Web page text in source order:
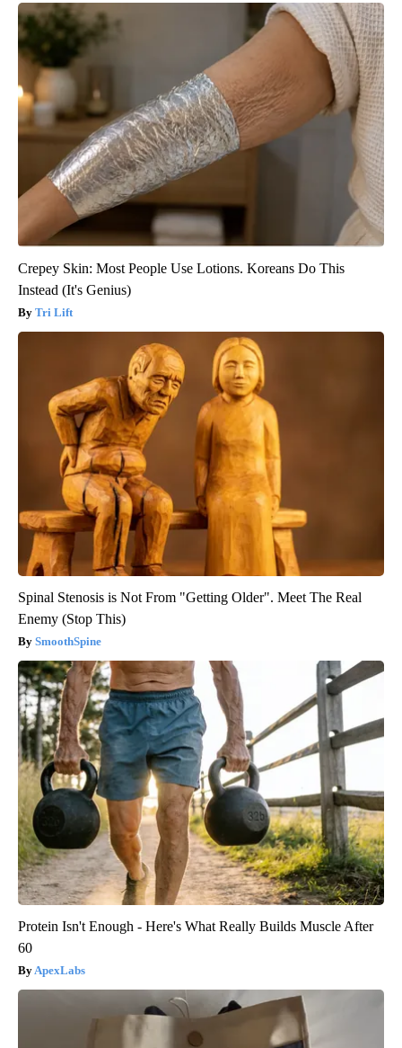
Crepey Skin: Most People Use Lotions. Koreans Do This
Instead (It's Genius)
Tri Lift
Spinal Stenosis is Not From "Getting Older". Meet The Real
Enemy (Stop This)
SmoothSpine
Protein Isn't Enough - Here's What Really Builds Muscle After
60
ApexLabs